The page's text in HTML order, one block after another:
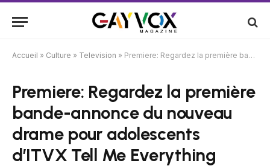
Accueil » Culture » Television » Premiere: Regardez la première bande-annonce du nouveau drame pour adolescents d’ITVX Tell Me Everything
Premiere: Regardez la première
bande-annonce du nouveau
drame pour adolescents
d’ITVX Tell Me Everything